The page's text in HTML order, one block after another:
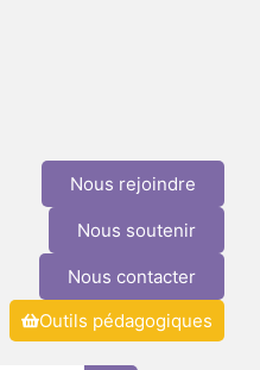
Nous rejoindre
Nous soutenir
Nous contacter
Outils pédagogiques